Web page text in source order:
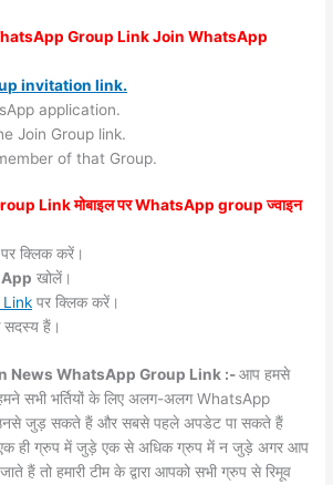
Group Link Join WhatsApp
invitation link.
application.
Join Group link.
of that Group.
Link मोबाइल पर WhatsApp group ज्वाइन
क्लिक करें।
खोलें।
Link पर क्लिक करें।
हैं।
News WhatsApp Group Link :-आप हमसे
सभी भर्तियों के लिए अलग-अलग WhatsApp
जुड़ सकते हैं और सबसे पहले अपडेट पा सकते हैं
एक ही ग्रुप में जुड़े एक से अधिक ग्रुप में न जुड़े अगर आप
हैं तो हमारी टीम के द्वारा आपको सभी ग्रुप से रिमूव